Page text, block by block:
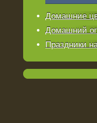
Домашние
Домашний
Праздники